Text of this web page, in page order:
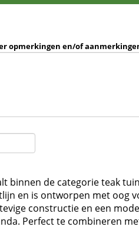
opmerkingen en/of
binnen de categorie teak
en is ontworpen met oog
constructie en een
Perfect te combineren